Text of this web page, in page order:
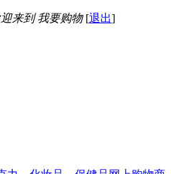
来到 我要购物[退出]